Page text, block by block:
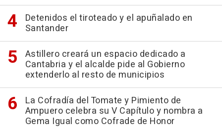
Detenidos el tiroteado y el apuñalado en
Santander
Astillero creará un espacio dedicado a
Cantabria y el alcalde pide al Gobierno
extenderlo al resto de municipios
La Cofradía del Tomate y Pimiento de
Ampuero celebra su V Capítulo y nombra a
Gema Igual como Cofrade de Honor